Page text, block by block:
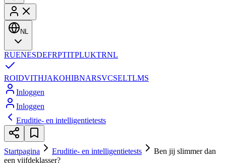
NL
RUENESDEFRPTITPLUKTRNL
ROIDVITHJAKOHIBNARSVCSELTLMS
Inloggen
Inloggen
Eruditie- en intelligentietests
Startpagina Eruditie- en intelligentietests
Ben jij slimmer dan
een vijfdeklasser?